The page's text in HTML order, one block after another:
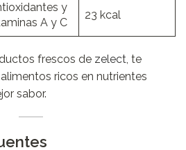
y
A y C
23 kcal
frescos de zelect, te
ricos en nutrientes
sabor.